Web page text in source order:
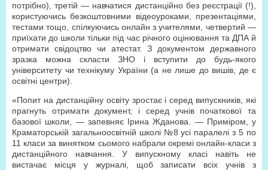
потрібно), третій — навчатися дистанційно без реєстрації (!),
користуючись безкоштовними відеоуроками, презентаціями,
тестами тощо, спілкуючись онлайн з учителями, четвертий —
приїхати до школи тільки під час річного оцінювання та ДПА й
отримати свідоцтво чи атестат. З документом державного
зразка можна скласти ЗНО і вступити до будь-якого
університету чи технікуму України (а не лише до вишів, де є
освітні центри).
«Попит на дистанційну освіту зростає і серед випускників, які
прагнуть отримати документ, і серед учнів початкової та
базової школи, — запевняє Ірина Жданова. — Приміром, у
Краматорській загальноосвітній школі №8 усі паралелі з 5 по
11 класи за винятком сьомого набрали окремі онлайн-класи з
дистанційного навчання. У випускному класі навіть не
вистачає місця у журналі, щоб записати всіх учнів з